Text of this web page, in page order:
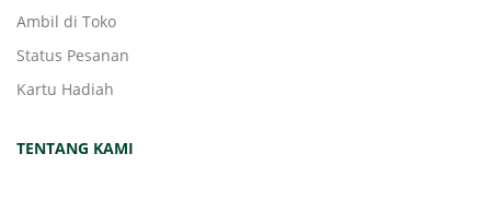
Ambil di Toko
Status Pesanan
Kartu Hadiah
TENTANG KAMI